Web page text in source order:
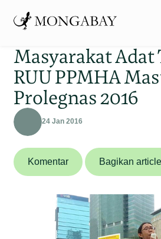
Masyarakat Adat
RUU PPMHA
Prolegnas 2016
24 Jan 2016
Komentar Bagikan article